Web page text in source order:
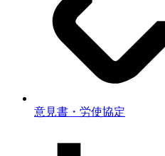
意見書・労使協定